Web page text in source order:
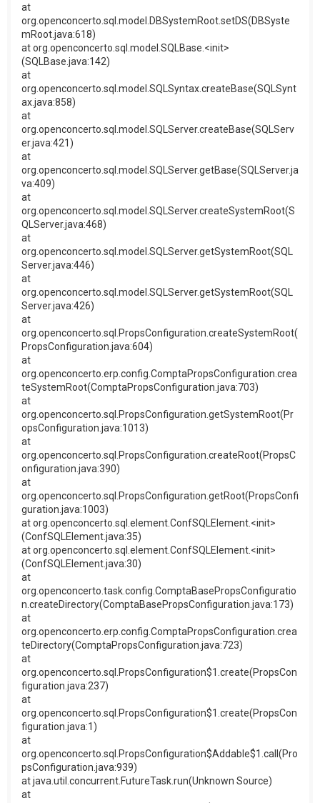
at
org.openconcerto.sql.model.DBSystemRoot.setDS(DBSyste
mRoot.java:618)
at org.openconcerto.sql.model.SQLBase.<init>
(SQLBase.java:142)
at
org.openconcerto.sql.model.SQLSyntax.createBase(SQLSynt
ax.java:858)
at
org.openconcerto.sql.model.SQLServer.createBase(SQLServ
er.java:421)
at
org.openconcerto.sql.model.SQLServer.getBase(SQLServer.ja
va:409)
at
org.openconcerto.sql.model.SQLServer.createSystemRoot(S
QLServer.java:468)
at
org.openconcerto.sql.model.SQLServer.getSystemRoot(SQL
Server.java:446)
at
org.openconcerto.sql.model.SQLServer.getSystemRoot(SQL
Server.java:426)
at
org.openconcerto.sql.PropsConfiguration.createSystemRoot(
PropsConfiguration.java:604)
at
org.openconcerto.erp.config.ComptaPropsConfiguration.crea
teSystemRoot(ComptaPropsConfiguration.java:703)
at
org.openconcerto.sql.PropsConfiguration.getSystemRoot(Pr
opsConfiguration.java:1013)
at
org.openconcerto.sql.PropsConfiguration.createRoot(PropsC
onfiguration.java:390)
at
org.openconcerto.sql.PropsConfiguration.getRoot(PropsConfi
guration.java:1003)
at org.openconcerto.sql.element.ConfSQLElement.<init>
(ConfSQLElement.java:35)
at org.openconcerto.sql.element.ConfSQLElement.<init>
(ConfSQLElement.java:30)
at
org.openconcerto.task.config.ComptaBasePropsConfiguratio
n.createDirectory(ComptaBasePropsConfiguration.java:173)
at
org.openconcerto.erp.config.ComptaPropsConfiguration.crea
teDirectory(ComptaPropsConfiguration.java:723)
at
org.openconcerto.sql.PropsConfiguration$1.create(PropsCon
figuration.java:237)
at
org.openconcerto.sql.PropsConfiguration$1.create(PropsCon
figuration.java:1)
at
org.openconcerto.sql.PropsConfiguration$Addable$1.call(Pro
psConfiguration.java:939)
at java.util.concurrent.FutureTask.run(Unknown Source)
at